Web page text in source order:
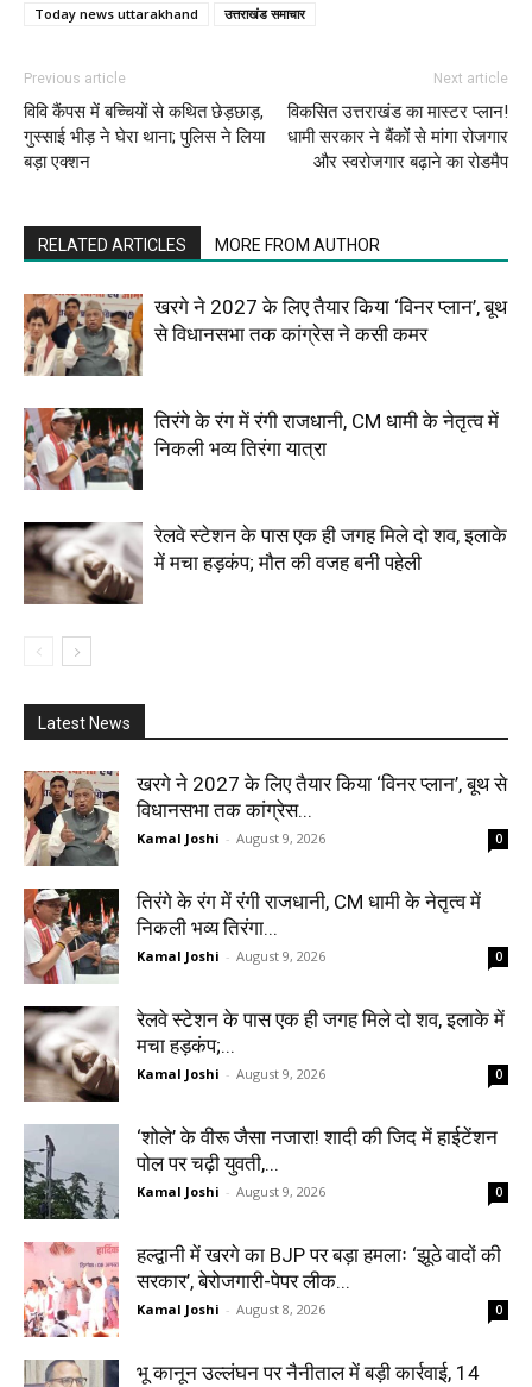
Today news uttarakhand
उत्तराखंड समाचार
Previous article
विवि कैंपस में बच्चियों से कथित छेड़छाड़,
गुस्साई भीड़ ने घेरा थाना; पुलिस ने लिया
बड़ा एक्शन
Next article
विकसित उत्तराखंड का मास्टर प्लान!
धामी सरकार ने बैंकों से मांगा रोजगार
और स्वरोजगार बढ़ाने का रोडमैप
RELATED ARTICLES MORE FROM AUTHOR
खरगे ने 2027 के लिए तैयार किया ‘विनर प्लान’, बूथ
से विधानसभा तक कांग्रेस ने कसी कमर
तिरंगे के रंग में रंगी राजधानी, CM धामी के नेतृत्व में
निकली भव्य तिरंगा यात्रा
रेलवे स्टेशन के पास एक ही जगह मिले दो शव, इलाके
में मचा हड़कंप; मौत की वजह बनी पहेली
Latest News
खरगे ने 2027 के लिए तैयार किया ‘विनर प्लान’, बूथ से
विधानसभा तक कांग्रेस...
Kamal Joshi - August 9, 2026 0
तिरंगे के रंग में रंगी राजधानी, CM धामी के नेतृत्व में
निकली भव्य तिरंगा...
Kamal Joshi - August 9, 2026 0
रेलवे स्टेशन के पास एक ही जगह मिले दो शव, इलाके में
मचा हड़कंप;...
Kamal Joshi - August 9, 2026 0
‘शोले’ के वीरू जैसा नजारा! शादी की जिद में हाईटेंशन
पोल पर चढ़ी युवती,...
Kamal Joshi - August 9, 2026 0
हल्द्वानी में खरगे का BJP पर बड़ा हमलाः ‘झूठे वादों की
सरकार’, बेरोजगारी-पेपर लीक...
Kamal Joshi - August 8, 2026 0
भू कानून उल्लंघन पर नैनीताल में बड़ी कार्रवाई, 14